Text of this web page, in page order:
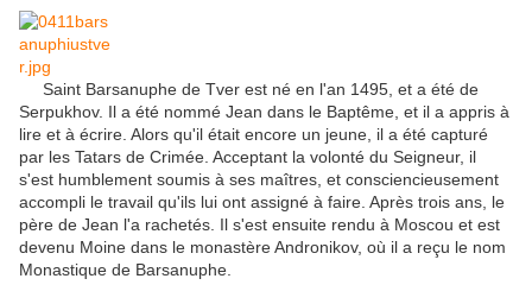
Saint Barsanuphe de Tver est né en l'an 1495, et a été de
Serpukhov. Il a été nommé Jean dans le Baptême et il a appris à
lire et à écrire Alors qu'il était encore un jeune il a été capturé
par les Tatars de Crimée Acceptant la volonté du Seigneur, il
s'est humblement soumis à ses maîtres et consciencieusement
accompli le travail qu'ils lui ont assigné à faire Après trois ans , le
père de Jean l'a rachetés Il s'est ensuite rendu à Moscou et est
devenu Moine dans le monastèreAndronikov, où il a reçu le nom
Monastique de Barsanuphe